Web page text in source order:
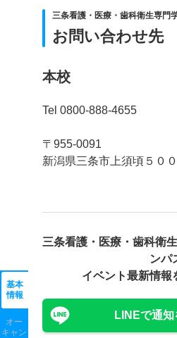
基本
情報
オー
キャン
三条看護・医療・歯科衛生専門
お問い合わせ先
本校
Tel 0800-888-4655
〒955-0091
新潟県三条市上須頃５００
三条看護・医療・歯科衛
ンパ
イベント最新情報
LINEで通